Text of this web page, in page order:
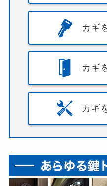
カギ
カギ
カギ